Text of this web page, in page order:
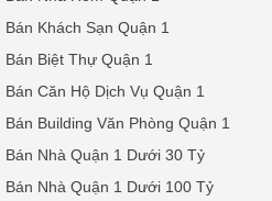
Bán Khách Sạn Quận 1
Bán Biệt Thự Quận 1
Bán Căn Hộ Dịch Vụ Quận 1
Bán Building Văn Phòng Quận 1
Bán Nhà Quận 1 Dưới 30 Tỷ
Bán Nhà Quận 1 Dưới 100 Tỷ